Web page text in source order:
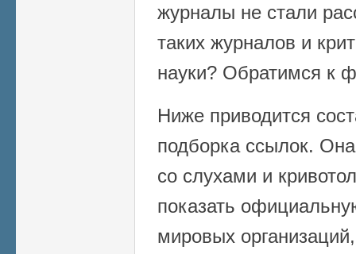
журналы не стали
таких журналов и
науки? Обратимся к
Ниже приводится
подборка ссылок.
со слухами и
показать
мировых